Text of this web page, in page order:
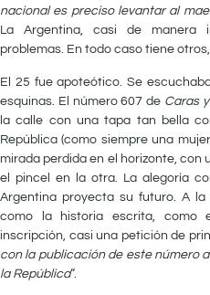
nacional es preciso levantar al
La Argentina, casi de manera
problemas. En todo caso tiene
El 25 fue apoteótico. Se
esquinas. El número 607 de Caras
la calle con una tapa tan bella
República (como siempre una
mirada perdida en el horizonte, con
el pincel en la otra. La alegoría
Argentina proyecta su futuro. A la
como la historia escrita, como
inscripción, casi una petición de
con la publicación de este número
la República“.